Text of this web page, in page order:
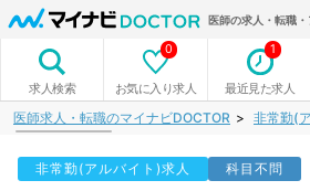
医師の求人・転職
求人検索 お気に入り求人
0
最近見た求人
1
医師求人・転職のマイナビDOCTOR 非常勤(
非常勤(アルバイト)求人 科目不問